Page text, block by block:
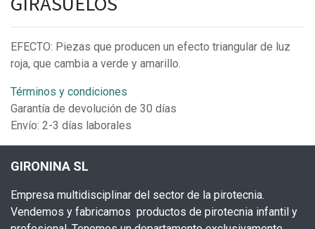
EFECTO: Piezas que producen un efecto triangular de luz
roja, que cambia a verde y amarillo.
Términos y condiciones
Garantía de devolución de 30 días
Envío: 2-3 días laborales
GIRONINA SL
Empresa multidisciplinar del sector de la pirotecnia.
Vendemos y fabricamos productos de pirotecnia infantil y